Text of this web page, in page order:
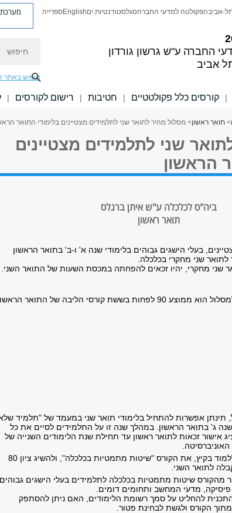
החברה ע"ש גרשון גורדון
אביב
אביבהפקולטה למדעי החברהסגלסטודנטיות.יםEnglishספרייה מערכת
חיפוש באתר
| קורסים כלל פקולטטיים | חטיבות | רישום לקורסים |
> תואר ראשון> מסלול מהיר לתואר שני לתלמידים מצטיינים בלימודי התואר
שני לתלמידים מצטיינים
הראשון
ביה"ס לכלכלה ע"ש איתן ברגלס
תואר ראשון
בעלי הישגים גבוהים בלימודי שנה א' ו-ב' בתואר הראשון
לתואר שני מחקרי בכלכלה.
שני מחקרי, יהיו זכאים להפחתה במכסת השעות של התואר השני.
קורסי הליבה של התואר הראשון.
תינתן אפשרות להתחיל בלימודי תואר שני במעמד של "תלמיד
שנה ג' בתואר הראשון. במהלך שנה זו על התלמידים לסיים את כל
אישור זכאות לתואר ראשון עד תחילת שנת הלימודים השנייה של
המתקבלים למסלול יידרשו ללמוד בקיץ, את הקורס "שיטות מתמטיות בכלכלה", ולהשיג ציון 80
לתואר השני.
מהקורס שיטות מתמטיות בכלכלה לתלמידים בעלי הישגים גבוהים
מדעי המחשב ותחומים דומים.
להחליט על סמך רשומת הלימודים, האם ניתן להסתפק
הקורס ולגשת לבחינת פטור.